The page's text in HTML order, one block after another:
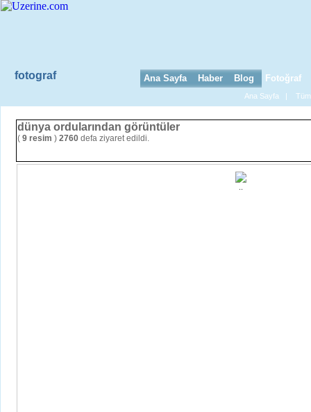
fotograf Ana Sayfa Haber Blog Fotoğraf
Ana Sayfa |
dünya ordularından görüntüler
( 9 resim ) 2760 defa ziyaret edildi.